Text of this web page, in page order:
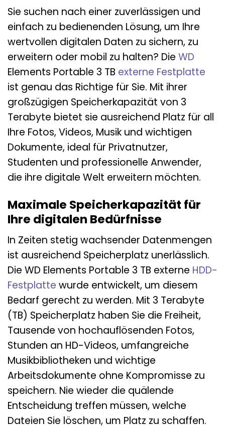
Sie suchen nach einer zuverlässigen und
einfach zu bedienenden Lösung, um Ihre
wertvollen digitalen Daten zu sichern, zu
erweitern oder mobil zu halten? Die WD
Elements Portable 3 TB externe Festplatte
ist genau das Richtige für Sie. Mit ihrer
großzügigen Speicherkapazität von 3
Terabyte bietet sie ausreichend Platz für all
Ihre Fotos, Videos, Musik und wichtigen
Dokumente, ideal für Privatnutzer,
Studenten und professionelle Anwender,
die ihre digitale Welt erweitern möchten.
Maximale Speicherkapazität für
Ihre digitalen Bedürfnisse
In Zeiten stetig wachsender Datenmengen
ist ausreichend Speicherplatz unerlässlich.
Die WD Elements Portable 3 TB externe HDD-
Festplatte wurde entwickelt, um diesem
Bedarf gerecht zu werden. Mit 3 Terabyte
(TB) Speicherplatz haben Sie die Freiheit,
Tausende von hochauflösenden Fotos,
Stunden an HD-Videos, umfangreiche
Musikbibliotheken und wichtige
Arbeitsdokumente ohne Kompromisse zu
speichern. Nie wieder die quälende
Entscheidung treffen müssen, welche
Dateien Sie löschen, um Platz zu schaffen.